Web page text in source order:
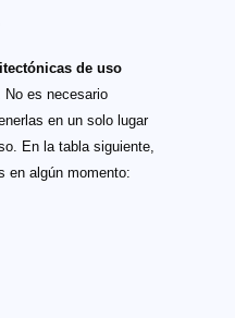
de uso
. No es necesario
en un solo lugar
En la tabla siguiente,
en algún momento: